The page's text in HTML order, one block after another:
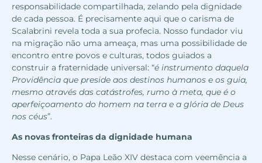
responsabilidade compartilhada, zelando pela dignidade
de cada pessoa. É precisamente aqui que o carisma de
Scalabrini revela toda a sua profecia. Nosso fundador viu
na migração não uma ameaça, mas uma possibilidade de
encontro entre povos e culturas, todos guiados a
construir a fraternidade universal: “é instrumento daquela
Providência que preside aos destinos humanos e os guia,
mesmo através das catástrofes, rumo à meta, que é o
aperfeiçoamento do homem na terra e a glória de Deus
nos céus”.
As novas fronteiras da dignidade humana
Nesse cenário, o Papa Leão XIV destaca com veemência a